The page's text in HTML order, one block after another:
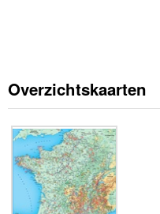
Overzichtskaarten